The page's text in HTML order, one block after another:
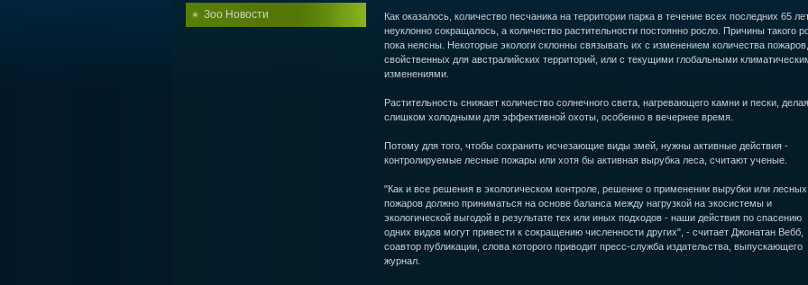
Зоо Новости
Как оказалось, количество песчаника на территории парка в течение всех последних 65
неуклонно сокращалось, а количество растительности постоянно росло. Причины такого
пока неясны. Некоторые экологи склонны связывать их с изменением количества пожаров,
свойственных для австралийских территорий, или с текущими глобальными
изменениями.
Растительность снижает количество солнечного света, нагревающего камни и пески,
слишком холодными для эффективной охоты, особенно в вечернее время.
Потому для того, чтобы сохранить исчезающие виды змей, нужны активные действия -
контролируемые лесные пожары или хотя бы активная вырубка леса, считают ученые.
"Как и все решения в экологическом контроле, решение о применении вырубки или лесных
пожаров должно приниматься на основе баланса между нагрузкой на экосистемы и
экологической выгодой в результате тех или иных подходов - наши действия по спасению
одних видов могут привести к сокращению численности других", - считает Джонатан Вебб,
соавтор публикации, слова которого приводит пресс-служба издательства, выпускающего
журнал.